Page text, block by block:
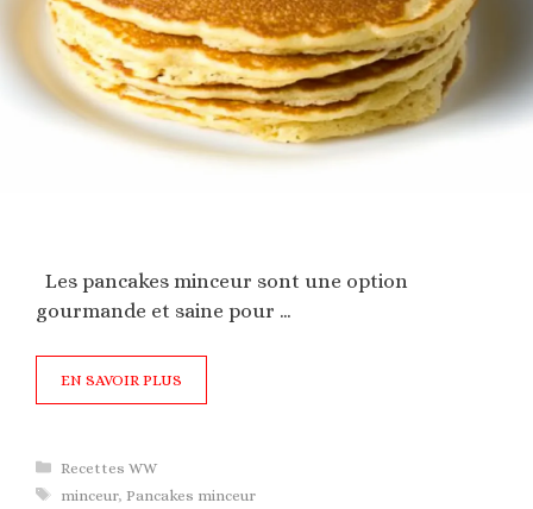
Les pancakes minceur sont une option
gourmande et saine pour …
EN SAVOIR PLUS
Catégories
Recettes WW
Étiquettes
minceur, Pancakes minceur